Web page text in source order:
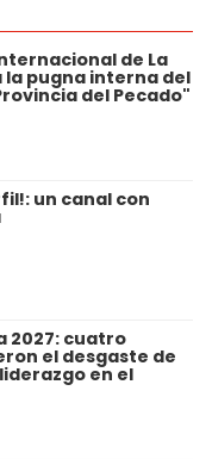
de La
pugna interna del
del Pecado"
un canal con
2027: cuatro
el desgaste de
en el